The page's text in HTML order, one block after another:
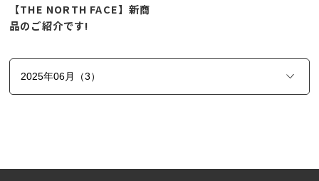
【THE NORTH FACE】新商
品のご紹介です!